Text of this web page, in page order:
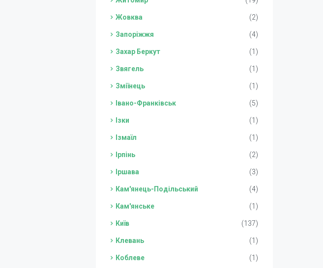
Жовква (2)
Запоріжжя (4)
Захар Беркут (1)
Звягель (1)
Зміїнець (1)
Івано-Франківськ (5)
Ізки (1)
Ізмаїл (1)
Ірпінь (2)
Іршава (3)
Кам'янець-Подільський (4)
Кам'янське (1)
Київ (137)
Клевань (1)
Коблеве (1)